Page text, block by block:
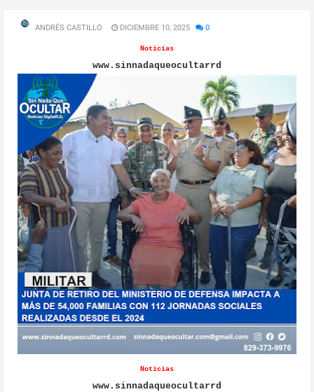
ANDRÉS CASTILLO DICIEMBRE 10, 2025 0
Noticias
www.sinnadaqueocultarrd
Noticias
www.sinnadaqueocultarrd